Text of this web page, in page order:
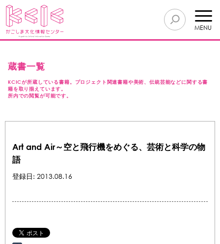
MENU
蔵書一覧
KCICが所蔵している書籍。プロジェクト関連書籍や美術、伝統芸能などに関する書
籍を取り揃えています。
所内での閲覧が可能です。
Art and Air～空と飛行機をめぐる、芸術と科学の物
語
登録日: 2013.08.16